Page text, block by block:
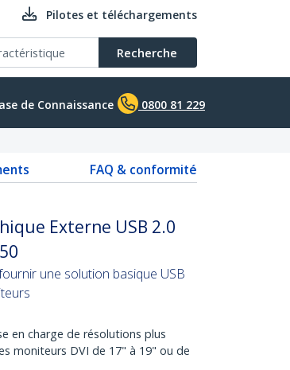
Pilotes et téléchargements
Recherche
de Connaissance 0800 81 229
FAQ & conformité
Externe USB 2.0
une solution basique USB
en charge de résolutions plus
moniteurs DVI de 17" à 19" ou de